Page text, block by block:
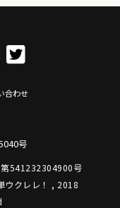
合わせ
号
541232304900号
クレレ！ , 2018